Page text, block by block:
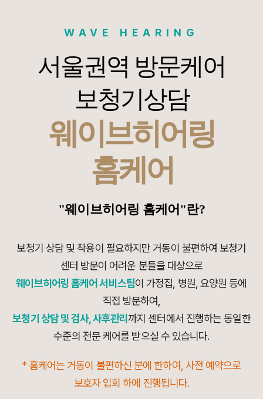
WAVE HEARING
서울권역 방문케어
보청기상담
웨이브히어링
홈케어
"웨이브히어링 홈케어"란?
보청기 상담 및 착용이 필요하지만 거동이 불편하여 보청기
센터 방문이 어려운 분들을 대상으로
웨이브히어링 홈케어 서비스팀이 가정집, 병원, 요양원 등에
직접 방문하여,
보청기 상담 및 검사, 사후관리까지 센터에서 진행하는 동일한
수준의 전문 케어를 받으실 수 있습니다.
* 홈케어는 거동이 불편하신 분에 한하여, 사전 예약으로
보호자 입회 하에 진행됩니다.